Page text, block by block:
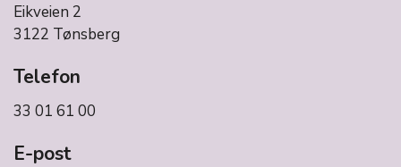
Eikveien 2
3122 Tønsberg
Telefon
33 01 61 00
E-post